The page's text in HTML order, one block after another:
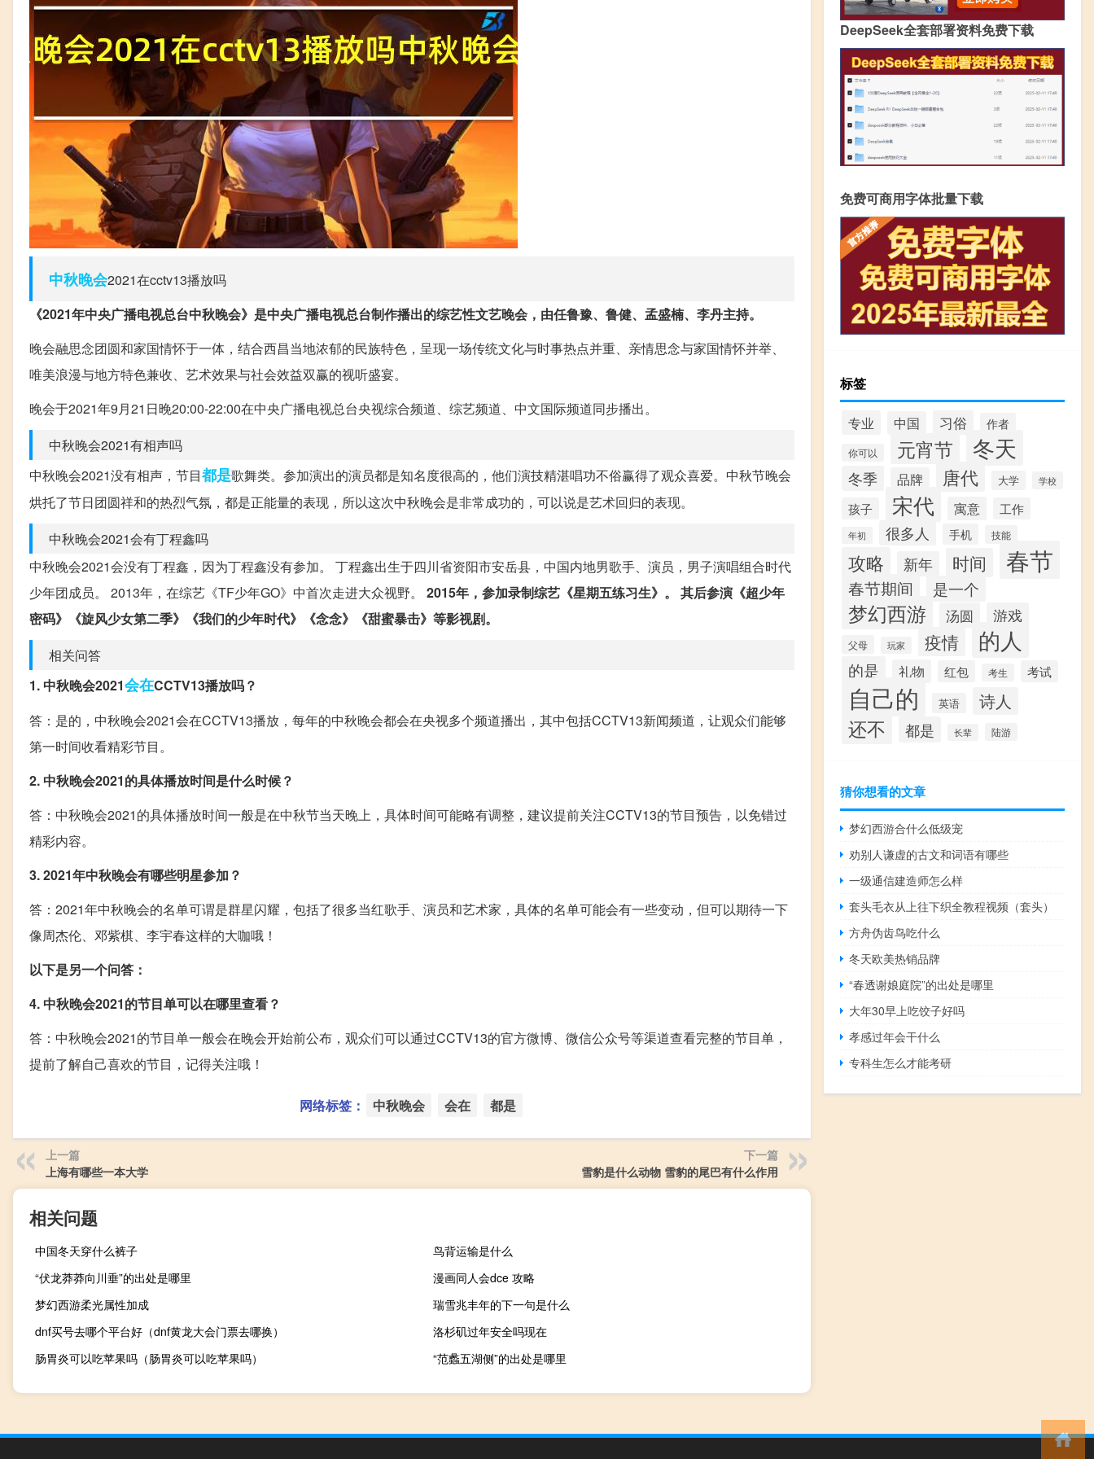
中秋晚会2021在cctv13播放吗
《2021年中央广播电视总台中秋晚会》是中央广播电视总台制作播出的综艺性文艺晚会，由任鲁豫、鲁健、孟盛楠、李丹主持。
晚会融思念团圆和家国情怀于一体，结合西昌当地浓郁的民族特色，呈现一场传统文化与时事热点并重、亲情思念与家国情怀并举、
唯美浪漫与地方特色兼收、艺术效果与社会效益双赢的视听盛宴。
晚会于2021年9月21日晚20:00-22:00在中央广播电视总台央视综合频道、综艺频道、中文国际频道同步播出。
中秋晚会2021有相声吗
中秋晚会2021没有相声，节目都是歌舞类。参加演出的演员都是知名度很高的，他们演技精湛唱功不俗赢得了观众喜爱。中秋节晚会
烘托了节日团圆祥和的热烈气氛，都是正能量的表现，所以这次中秋晚会是非常成功的，可以说是艺术回归的表现。
中秋晚会2021会有丁程鑫吗
中秋晚会2021会没有丁程鑫，因为丁程鑫没有参加。 丁程鑫出生于四川省资阳市安岳县，中国内地男歌手、演员，男子演唱组合时代
少年团成员。 2013年，在综艺《TF少年GO》中首次走进大众视野。 2015年，参加录制综艺《星期五练习生》。
其后参演《超少年
密码》《旋风少女第二季》《我们的少年时代》《念念》《甜蜜暴击》等影视剧。
相关问答
1. 中秋晚会2021会在CCTV13播放吗？
答：是的，中秋晚会2021会在CCTV13播放，每年的中秋晚会都会在央视多个频道播出，其中包括CCTV13新闻频道，让观众们能够
第一时间收看精彩节目。
2. 中秋晚会2021的具体播放时间是什么时候？
答：中秋晚会2021的具体播放时间一般是在中秋节当天晚上，具体时间可能略有调整，建议提前关注CCTV13的节目预告，以免错过
精彩内容。
3. 2021年中秋晚会有哪些明星参加？
答：2021年中秋晚会的名单可谓是群星闪耀，包括了很多当红歌手、演员和艺术家，具体的名单可能会有一些变动，但可以期待一下
像周杰伦、邓紫棋、李宇春这样的大咖哦！
以下是另一个问答：
4. 中秋晚会2021的节目单可以在哪里查看？
答：中秋晚会2021的节目单一般会在晚会开始前公布，观众们可以通过CCTV13的官方微博、微信公众号等渠道查看完整的节目单，
提前了解自己喜欢的节目，记得关注哦！
网络标签： 中秋晚会 会在 都是
上一篇
上海有哪些一本大学
下一篇
雪豹是什么动物 雪豹的尾巴有什么作用
相关问题
中国冬天穿什么裤子
鸟背运输是什么
“伏龙莽莽向川垂”的出处是哪里
漫画同人会dce 攻略
梦幻西游柔光属性加成
瑞雪兆丰年的下一句是什么
dnf买号去哪个平台好（dnf黄龙大会门票去哪换）
洛杉矶过年安全吗现在
肠胃炎可以吃苹果吗（肠胃炎可以吃苹果吗）
“范蠡五湖侧”的出处是哪里
DeepSeek全套部署资料免费下载
免费可商用字体批量下载
标签
专业 中国 习俗 作者
你可以 元宵节 冬天
冬季 品牌 唐代 大学 学校
孩子 宋代 寓意 工作
年初 很多人 手机 技能
攻略 新年 时间 春节
春节期间 是一个
梦幻西游 汤圆 游戏
父母 玩家 疫情 的人
的是 礼物 红包 考生 考试
自己的 英语 诗人
还不 都是 长辈 陆游
猜你想看的文章
梦幻西游合什么低级宠
劝别人谦虚的古文和词语有哪些
一级通信建造师怎么样
套头毛衣从上往下织全教程视频（套头）
方舟伪齿鸟吃什么
冬天欧美热销品牌
“春透谢娘庭院”的出处是哪里
大年30早上吃饺子好吗
孝感过年会干什么
专科生怎么才能考研